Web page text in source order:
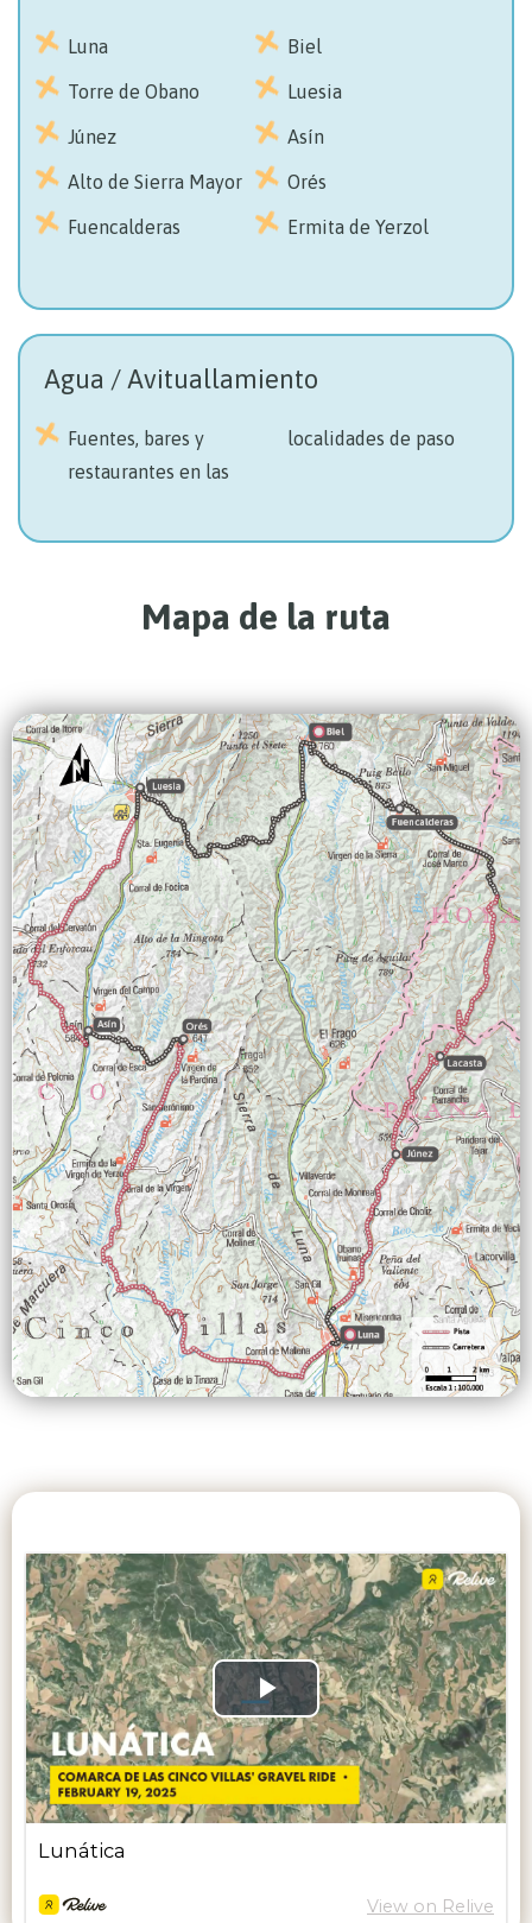
Luna
Torre de Obano
Júnez
Alto de Sierra Mayor
Fuencalderas
Biel
Luesia
Asín
Orés
Ermita de Yerzol
Agua / Avituallamiento
Fuentes, bares y
restaurantes en las
localidades de paso
Mapa de la ruta